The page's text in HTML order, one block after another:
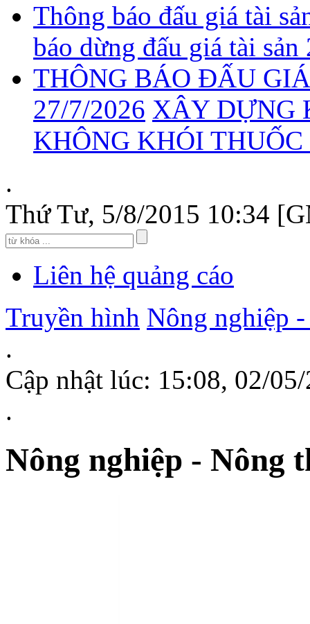
Thông báo đấu giá tài
báo dừng đấu giá tài
THÔNG BÁO ĐẤU
27/7/2026 XÂY DỰNG
KHÔNG KHÓI THUỐC
.
Thứ Tư, 5/8/2015 10:34
Liên hệ quảng cáo
Truyền hình Nông nghiệp
.
Cập nhật lúc: 15:08, 02/
.
Nông nghiệp - Nông